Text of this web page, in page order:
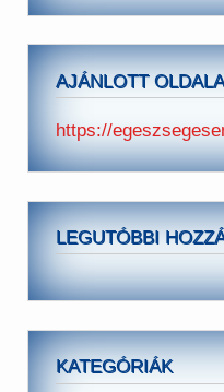
AJÁNLOTT
https://
LEGUTÓBBI
KATEGÓRIÁK